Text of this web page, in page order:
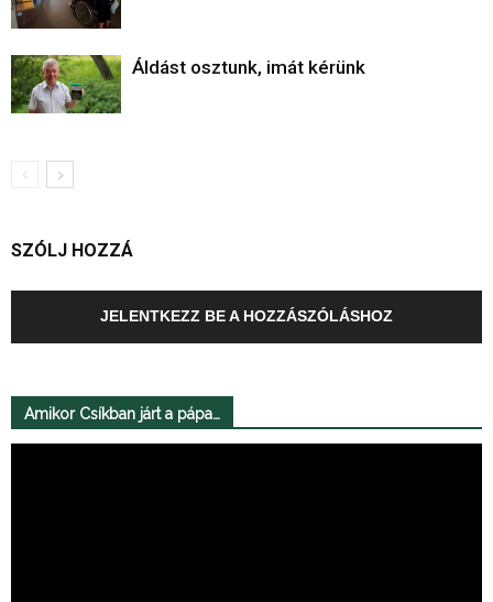
Áldást osztunk, imát kérünk
SZÓLJ HOZZÁ
JELENTKEZZ BE A HOZZÁSZÓLÁSHOZ
Amikor Csíkban járt a pápa…